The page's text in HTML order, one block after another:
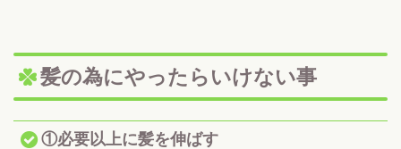
髪の為にやったらいけない事
①必要以上に髪を伸ばす